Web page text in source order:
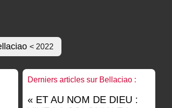
< 2022
Derniers articles sur Bellaciao :
« ET AU NOM DE DIEU :